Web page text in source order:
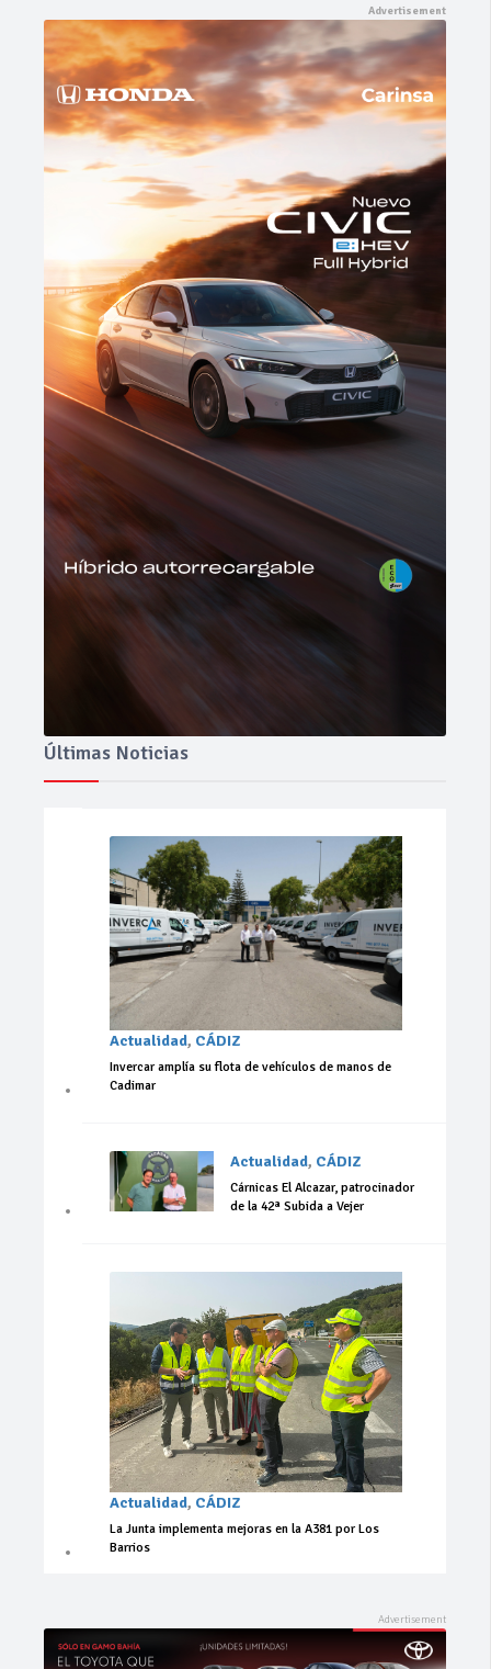
Últimas Noticias
Actualidad, CÁDIZ
Invercar amplía su flota de vehículos de manos de
Cadimar
Actualidad, CÁDIZ
Cárnicas El Alcazar, patrocinador
de la 42ª Subida a Vejer
Actualidad, CÁDIZ
La Junta implementa mejoras en la A381 por Los
Barrios